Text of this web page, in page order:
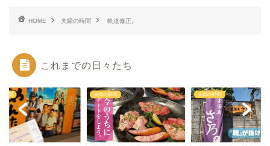
HOME 夫婦の時間 軌道修正。
これまでの日々たち
時間 夫婦の時間 夫婦の時間